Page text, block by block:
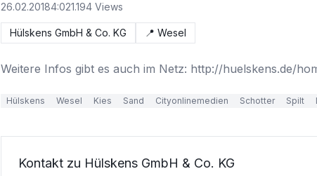
26.02.20184:021.194 Views
Hülskens GmbH & Co. KG 📍 Wesel
Weitere Infos gibt es auch im Netz: http://huelskens.de/
Hülskens Wesel Kies Sand Cityonlinemedien Schotter Spilt
Kontakt zu Hülskens GmbH & Co. KG